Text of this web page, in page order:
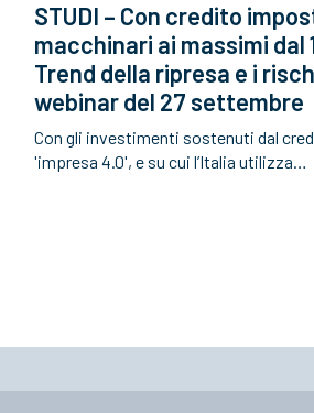
STUDI – Con credito
macchinari ai massimi dal
Trend della ripresa e i
webinar del 27 settembre
Con gli investimenti sostenuti dal
'impresa 4.0', e su cui l’Italia utilizza…